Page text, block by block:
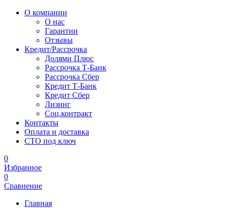
О компании
О нас
Гарантии
Отзывы
Кредит/Рассрочка
Долями Плюс
Рассрочка Т-Банк
Рассрочка Сбер
Кредит Т-Банк
Кредит Сбер
Лизинг
Соц.контракт
Контакты
Оплата и доставка
СТО под ключ
0
Избранное
0
Сравнение
Главная